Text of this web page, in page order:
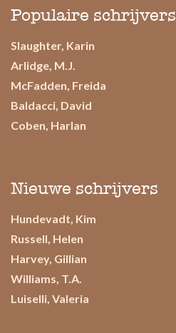
Populaire schrijvers
Slaughter, Karin
Arlidge, M.J.
McFadden, Freida
Baldacci, David
Coben, Harlan
Nieuwe schrijvers
Hundevadt, Kim
Russell, Helen
Harvey, Gillian
Williams, T.A.
Luiselli, Valeria